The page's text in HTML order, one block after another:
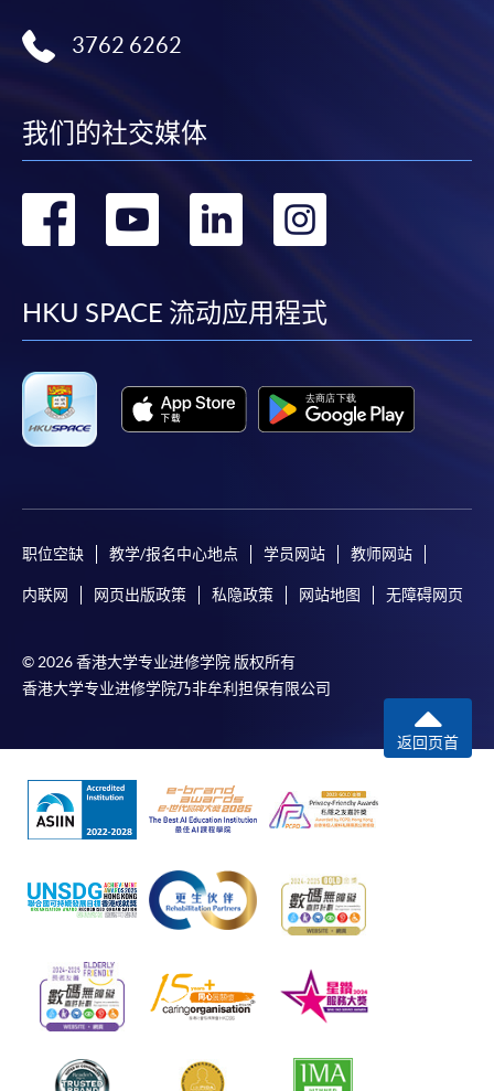
3762 6262
我们的社交媒体
转
facebook
转
youtube
转
linkedin
转
HKU SPACE 流动应用程式
职位空缺 教学/报名中心地点 学员网站 教师网站
内联网 网页出版政策 私隐政策 网站地图 无障碍网页
© 2026 香港大学专业进修学院 版权所有
香港大学专业进修学院乃非牟利担保有限公司
返回页首